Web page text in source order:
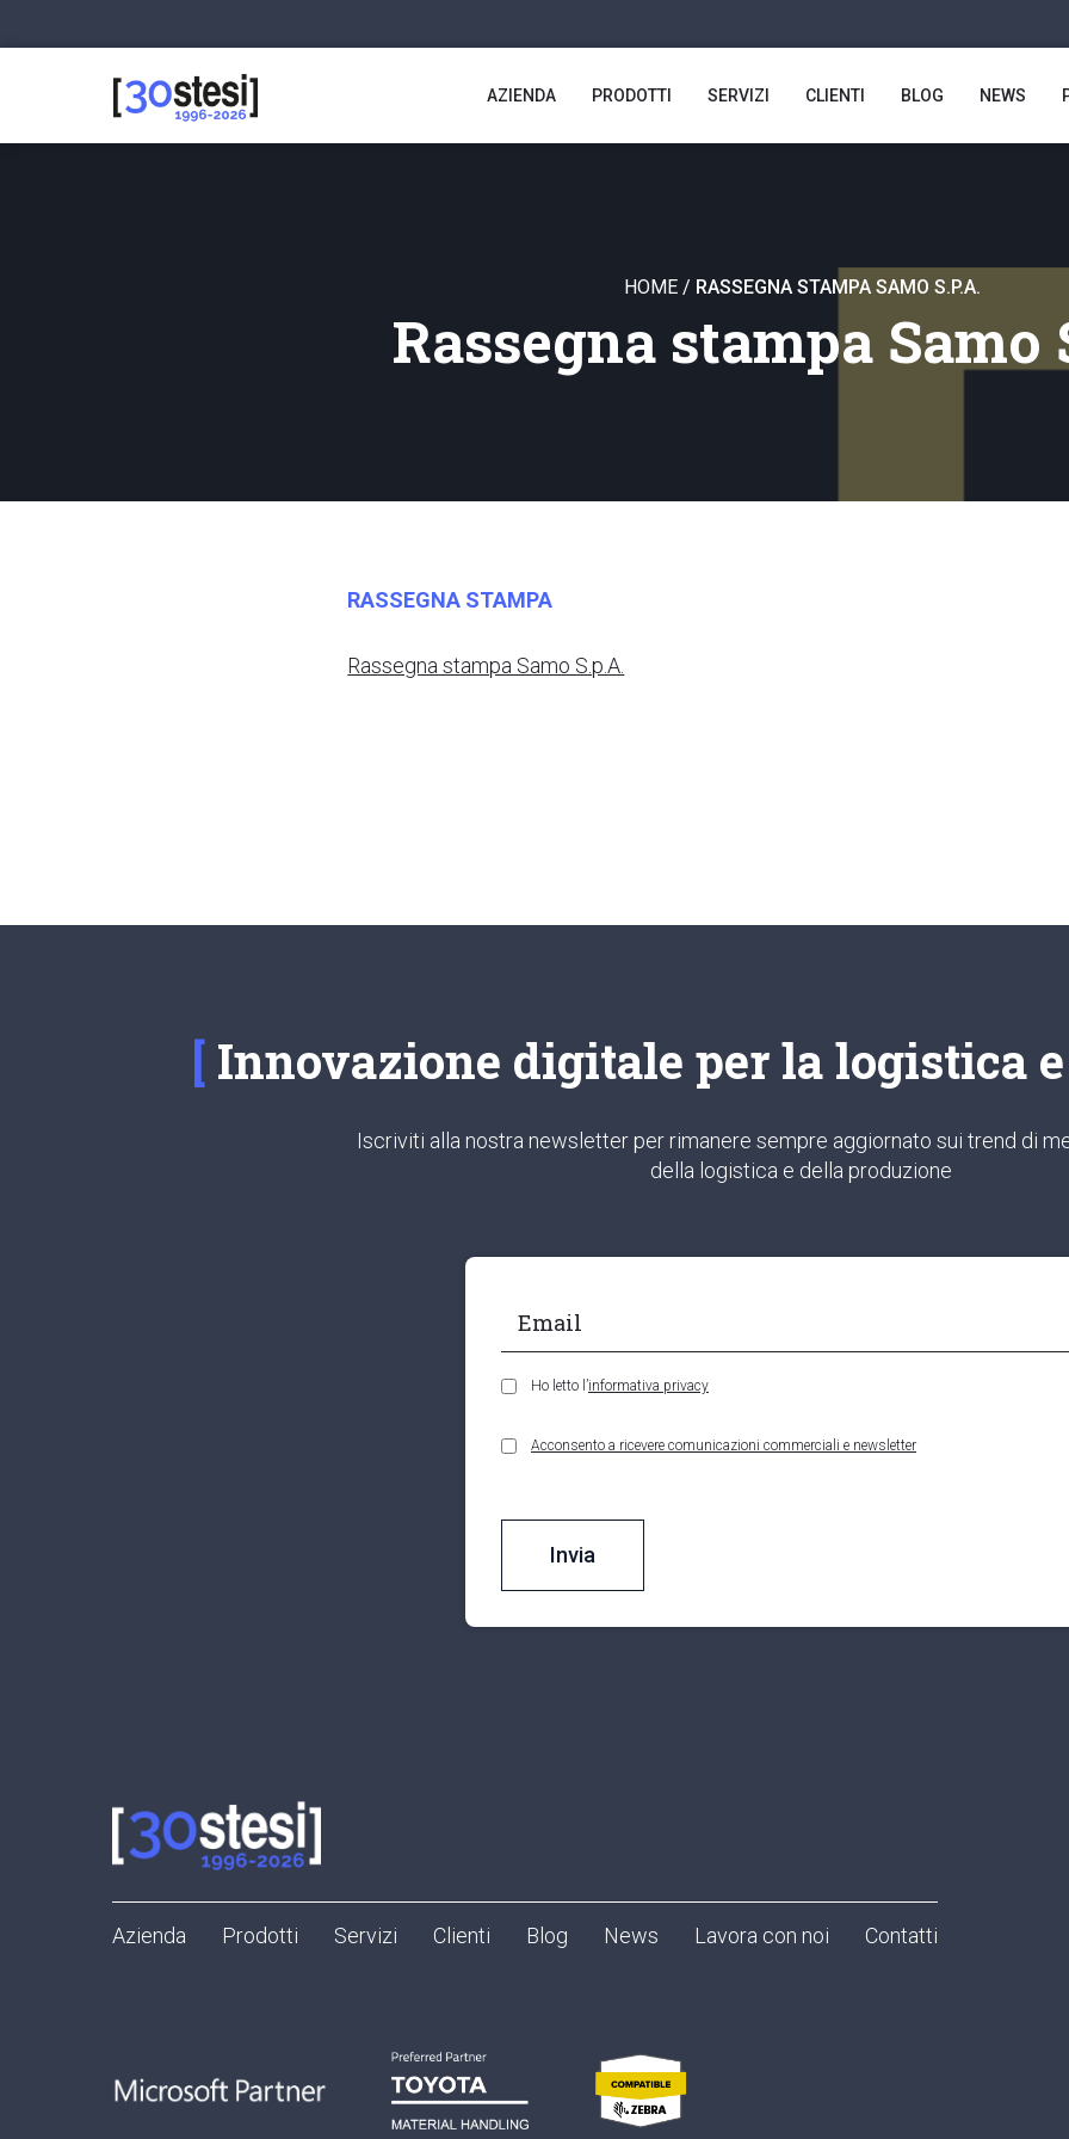
AZIENDA PRODOTTI SERVIZI CLIENTI BLOG NEWS
HOME/ RASSEGNA STAMPA SAMO S.P.A.
Rassegna stampa Samo
RASSEGNA STAMPA
Rassegna stampa Samo S.p.A.
Innovazione digitale per la logistica
Iscriviti alla nostra newsletter per rimanere sempre aggiornato sui trend di
della logistica e della produzione
Ho letto l’informativa privacy
Acconsento a ricevere comunicazioni commerciali e newsletter
Azienda Prodotti Servizi Clienti Blog News Lavora con noi Contatti